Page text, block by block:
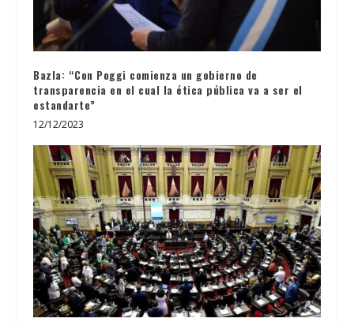
Bazla: “Con Poggi comienza un gobierno de
transparencia en el cual la ética pública va a ser el
estandarte”
12/12/2023